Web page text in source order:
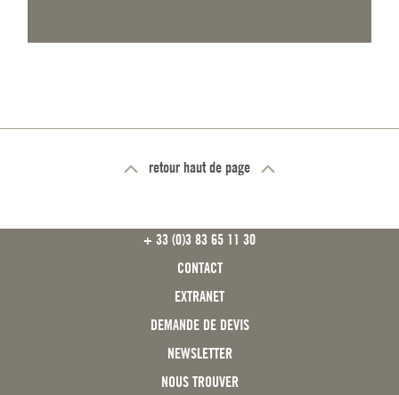
retour haut de page
+ 33 (0)3 83 65 11 30
CONTACT
EXTRANET
DEMANDE DE DEVIS
NEWSLETTER
NOUS TROUVER